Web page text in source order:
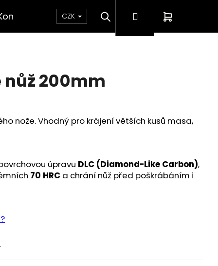
CZK HledatPřihlášeníNákupní
košík
nůž 200mm
nože. Vhodný pro krájení větších kusů masa,
úpravu DLC (Diamond-Like Carbon),
70 HRC a chrání nůž před poškrábáním i